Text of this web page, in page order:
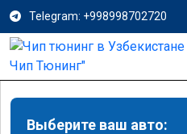
Telegram: +998998702720
Выберите ваш авто: